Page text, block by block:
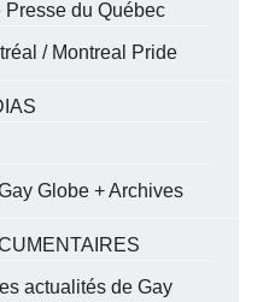
du Québec
/ Montreal Pride
Globe + Archives
actualités de Gay